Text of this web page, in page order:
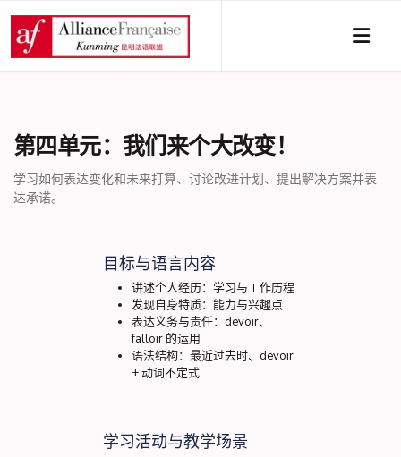
第四单元：我们来个大改变！
学习如何表达变化和未来打算、讨论改进计划、提出解决方案并表
达承诺。
目标与语言内容
讲述个人经历：学习与工作历程
发现自身特质：能力与兴趣点
表达义务与责任：devoir、
falloir 的运用
语法结构：最近过去时、devoir
+ 动词不定式
学习活动与教学场景